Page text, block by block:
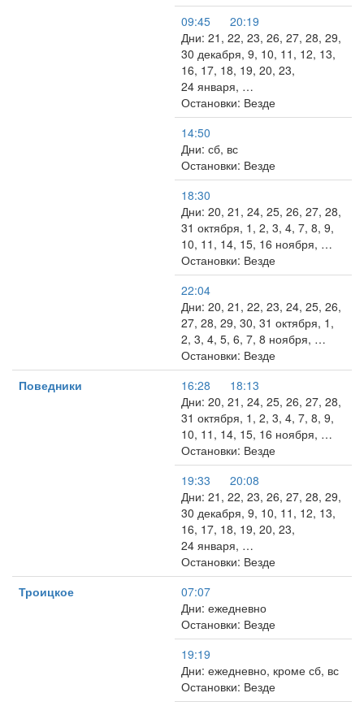
09:45
20:19
Дни: 21, 22, 23, 26, 27, 28, 29,
30 декабря, 9, 10, 11, 12, 13,
16, 17, 18, 19, 20, 23,
24 января, …
Остановки: Везде
14:50
Дни: сб, вс
Остановки: Везде
18:30
Дни: 20, 21, 24, 25, 26, 27, 28,
31 октября, 1, 2, 3, 4, 7, 8, 9,
10, 11, 14, 15, 16 ноября, …
Остановки: Везде
22:04
Дни: 20, 21, 22, 23, 24, 25, 26,
27, 28, 29, 30, 31 октября, 1,
2, 3, 4, 5, 6, 7, 8 ноября, …
Остановки: Везде
Поведники
16:28
18:13
Дни: 20, 21, 24, 25, 26, 27, 28,
31 октября, 1, 2, 3, 4, 7, 8, 9,
10, 11, 14, 15, 16 ноября, …
Остановки: Везде
19:33
20:08
Дни: 21, 22, 23, 26, 27, 28, 29,
30 декабря, 9, 10, 11, 12, 13,
16, 17, 18, 19, 20, 23,
24 января, …
Остановки: Везде
Троицкое
07:07
Дни: ежедневно
Остановки: Везде
19:19
Дни: ежедневно, кроме сб, вс
Остановки: Везде